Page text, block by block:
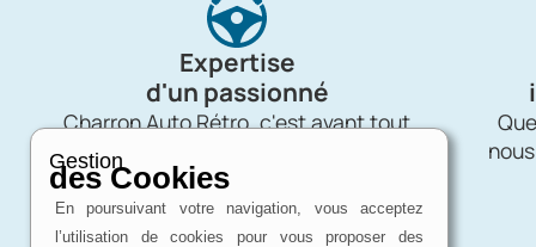
Expertise
d'un passionné
Charron Auto Rétro, c'est avant tout
Gestion
des Cookies
En poursuivant votre navigation, vous acceptez
l’utilisation de cookies pour vous proposer des